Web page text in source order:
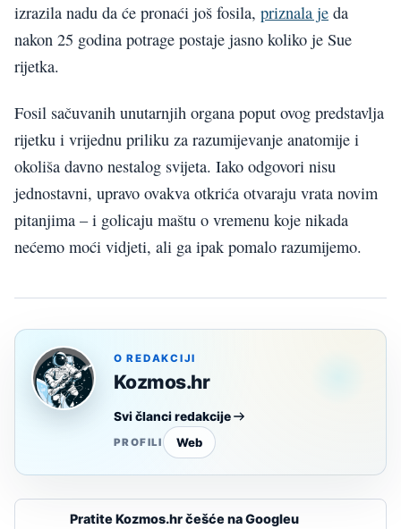
izrazila nadu da će pronaći još fosila, priznala je da
nakon 25 godina potrage postaje jasno koliko je Sue
rijetka.
Fosil sačuvanih unutarnjih organa poput ovog predstavlja
rijetku i vrijednu priliku za razumijevanje anatomije i
okoliša davno nestalog svijeta. Iako odgovori nisu
jednostavni, upravo ovakva otkrića otvaraju vrata novim
pitanjima – i golicaju maštu o vremenu koje nikada
nećemo moći vidjeti, ali ga ipak pomalo razumijemo.
O REDAKCIJI
Kozmos.hr
Svi članci redakcije
PROFILI Web
Pratite Kozmos.hr češće na Googleu